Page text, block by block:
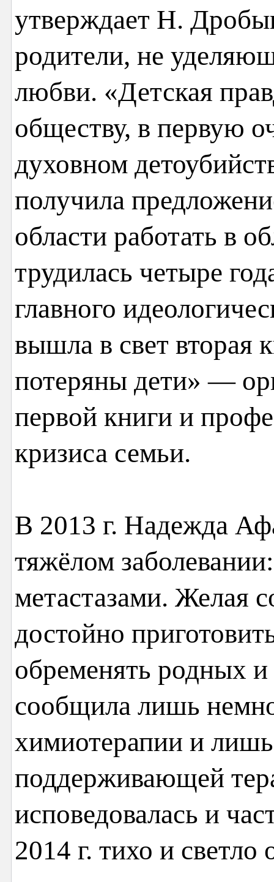
утверждает Н.
родители, не
любви. «Детская
обществу, в первую
духовном
получила
области работать в
трудилась четыре
главного
вышла в свет вторая
потеряны дети» —
первой книги и
кризиса семьи.
В 2013 г. Надежда
тяжёлом
метастазами. Желая
достойно
обременять родных
сообщила лишь
химиотерапии и
поддерживающей
исповедовалась и
2014 г. тихо и